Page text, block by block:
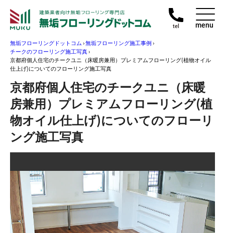
tel menu
無垢フローリングドットコム›無垢フローリング施工事例›
チークのフローリング施工写真›
京都府個人住宅のチークユニ（床暖房兼用）プレミアムフローリング(植物オイル
仕上げ)についてのフローリング施工写真
京都府個人住宅のチークユニ（床暖
房兼用）プレミアムフローリング(植
物オイル仕上げ)についてのフローリ
ング施工写真